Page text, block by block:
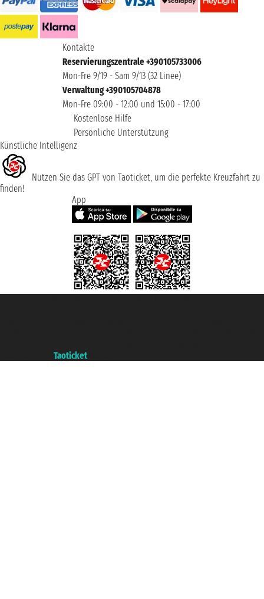
Kontakte
Reservierungszentrale +390105733006
Mon-Fre 9/19 - Sam 9/13 (32 Linee)
Verwaltung +390105704878
Mon-Fre 09:00 - 12:00 und 15:00 - 17:00
Kostenlose Hilfe
Persönliche Unterstützung
Künstliche Intelligenz
Nutzen Sie das GPT von Taoticket, um die perfekte Kreuzfahrt zu
finden!
App
Taoticket